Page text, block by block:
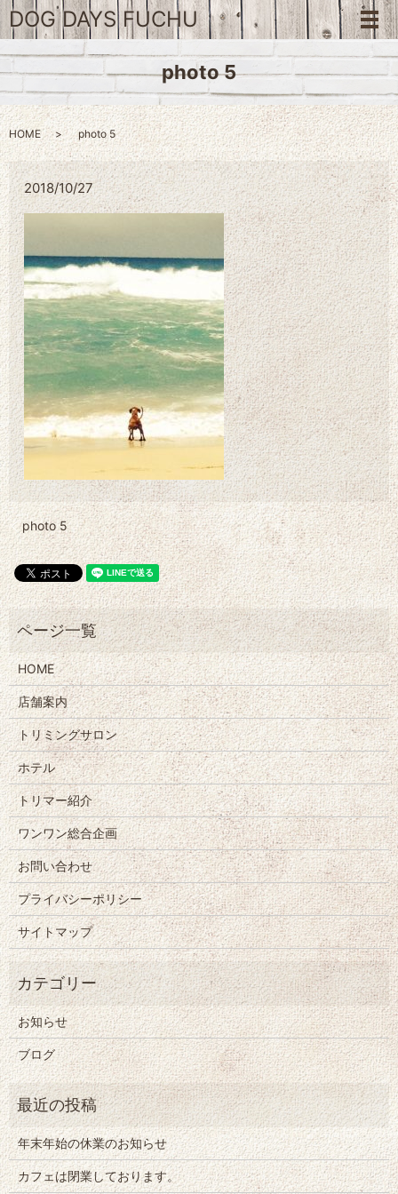
DOG DAYS FUCHU メ
photo 5
HOME photo 5
2018/10/27
photo 5
HOME
店舗案内
トリミングサロン
ホテル
トリマー紹介
ワンワン総合企画
お問い合わせ
プライバシーポリシー
サイトマップ
お知らせ
ブログ
年末年始の休業のお知らせ
カフェは閉業しております。